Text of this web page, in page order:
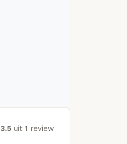
3.5 uit 1 review